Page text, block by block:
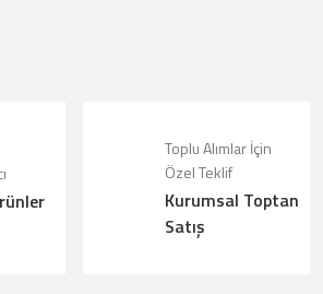
Toplu Alımlar İçin
Özel Teklif
Kurumsal Toptan
Satış